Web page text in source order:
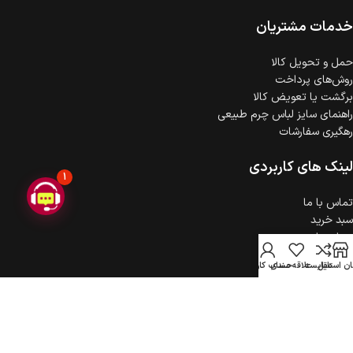
گارانتی معتبر برای تمامی محصولات ارائه می‌شود.خدمات مشتریان
حمل‌ و تحویل کالا
روش‌های پرداخت
برگشت یا تعویض کالا
راهنمای سایز لباس چرم طبیعی
رهگیری سفارشات
لینک های کاربردی
تماس با ما
سبد خرید
درباره ما
حریم خصوصی
ثبت شکایت
استایلمقایسهعلاقه مندی
حساب کاربری
1